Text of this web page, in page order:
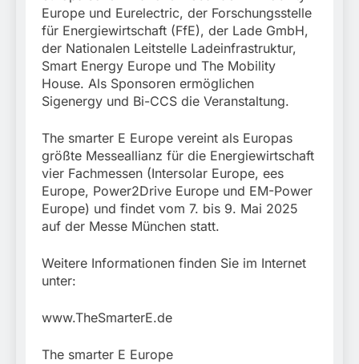
Europe und Eurelectric, der Forschungsstelle
für Energiewirtschaft (FfE), der Lade GmbH,
der Nationalen Leitstelle Ladeinfrastruktur,
Smart Energy Europe und The Mobility
House. Als Sponsoren ermöglichen
Sigenergy und Bi-CCS die Veranstaltung.
The smarter E Europe vereint als Europas
größte Messeallianz für die Energiewirtschaft
vier Fachmessen (Intersolar Europe, ees
Europe, Power2Drive Europe und EM-Power
Europe) und findet vom 7. bis 9. Mai 2025
auf der Messe München statt.
Weitere Informationen finden Sie im Internet
unter:
www.TheSmarterE.de
The smarter E Europe